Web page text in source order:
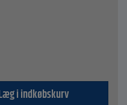
i indkøbskurv